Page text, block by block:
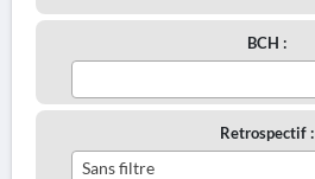
BCH :
Retrospectif :
Sans filtre